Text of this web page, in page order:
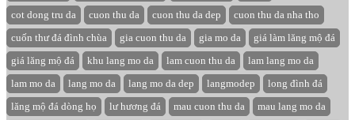
cot dong tru da
cuon thu da cuon thu da dep
cuon thu da nha tho
cuốn thư đá đình chùa
gia cuon thu da gia mo da
giá làm lăng mộ đá
giá lăng mộ đá
khu lang mo da lam cuon thu da
lam lang mo da
lam mo da
lang mo da lang mo da dep langmodep
long đình đá
lăng mộ đá dòng họ
lư hương đá mau cuon thu da
mau lang mo da